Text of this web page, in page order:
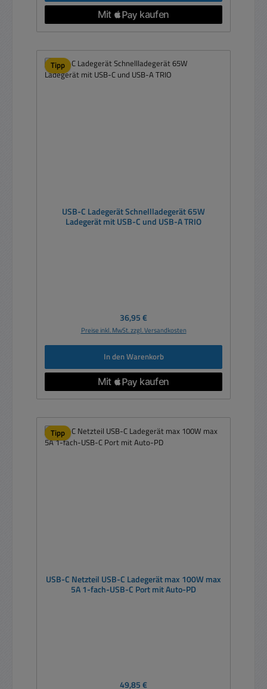
Tipp
USB-C Ladegerät Schnellladegerät 65W
Ladegerät mit USB-C und USB-A TRIO
Regulärer Preis:
36,95 €
Preise inkl. MwSt. zzgl. Versandkosten
In den Warenkorb
Tipp
USB-C Netzteil USB-C Ladegerät max 100W max
5A 1-fach-USB-C Port mit Auto-PD
Regulärer Preis:
49,85 €